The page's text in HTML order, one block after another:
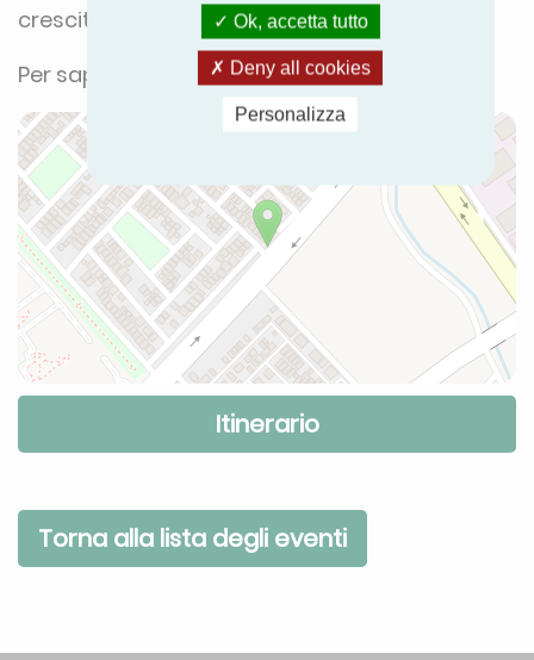
crescita economica e commerciale.
Per saperne di più:www.acrex.in
Itinerario
Torna alla lista degli eventi
Ok, accetta tutto
Deny all cookies
Personalizza